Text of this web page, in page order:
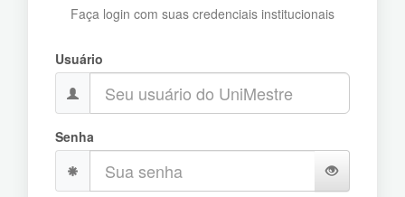
Faça login com suas credenciais institucionais
Usuário
Senha